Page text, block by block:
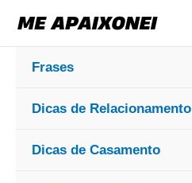
para
conteúdo
Frases
Dicas de Relacionamento
Dicas de Casamento